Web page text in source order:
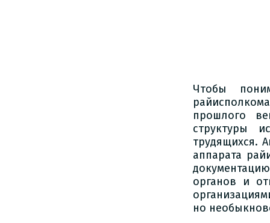
Чтобы
прошлого
структуры
трудящихся.
аппарата
органов и
но